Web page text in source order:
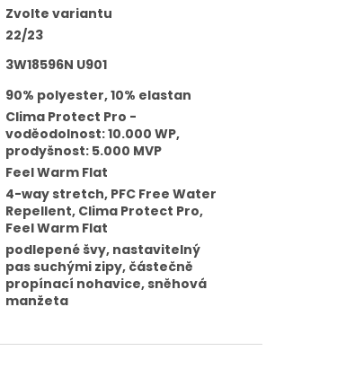
Zvolte variantu
22/23
3W18596N U901
90% polyester, 10% elastan
Clima Protect Pro -
voděodolnost: 10.000 WP,
prodyšnost: 5.000 MVP
Feel Warm Flat
4-way stretch, PFC Free Water
Repellent, Clima Protect Pro,
Feel Warm Flat
podlepené švy, nastavitelný
pas suchými zipy, částečně
propínací nohavice, sněhová
manžeta